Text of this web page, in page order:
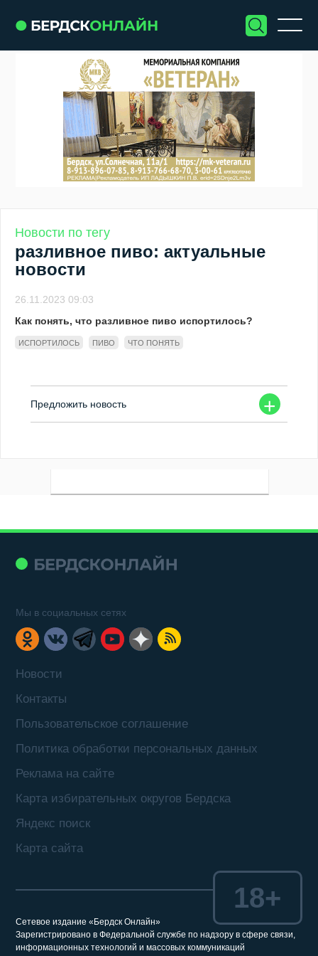
Новости по тегу
разливное пиво: актуальные
новости
26.11.2023 09:03
Как понять, что разливное пиво испортилось?
ИСПОРТИЛОСЬ ПИВО ЧТО ПОНЯТЬ
+
Предложить новость
Новости
Контакты
Пользовательское соглашение
Политика обработки персональных данных
Реклама на сайте
Карта избирательных округов Бердска
Яндекс поиск
Карта сайта
Мы в социальных сетях
Сетевое издание «Бердск Онлайн»
Зарегистрировано в Федеральной службе по надзору в сфере связи,
информационных технологий и массовых коммуникаций
18+